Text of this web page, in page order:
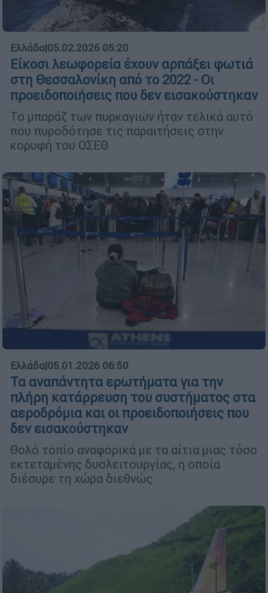
Ελλάδα|05.02.2026 05:20
Είκοσι λεωφορεία έχουν αρπάξει φωτιά
στη Θεσσαλονίκη από το 2022 - Οι
προειδοποιήσεις που δεν εισακούστηκαν
Το μπαράζ των πυρκαγιών ήταν τελικά αυτό
που πυροδότησε τις παραιτήσεις στην
κορυφή του ΟΣΕΘ
Ελλάδα|05.01.2026 06:50
Τα αναπάντητα ερωτήματα για την
πλήρη κατάρρευση του συστήματος στα
αεροδρόμια και οι προειδοποιήσεις που
δεν εισακούστηκαν
Θολό τοπίο αναφορικά με τα αίτια μιας τόσο
εκτεταμένης δυσλειτουργίας, η οποία
διέσυρε τη χώρα διεθνώς